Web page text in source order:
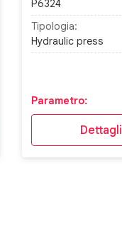
P6324
Tipologia:
Hydraulic press
Parametro:
Dettagli